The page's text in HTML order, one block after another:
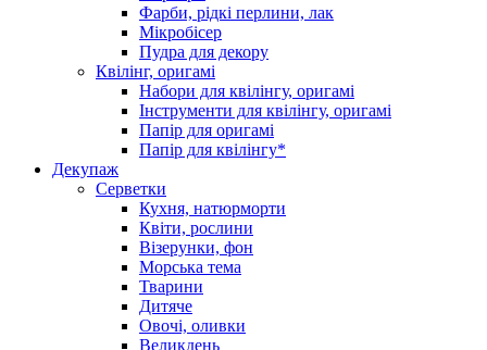
Фарби, рідкі перлини, лак
Мікробісер
Пудра для декору
Квілінг, оригамі
Набори для квілінгу, оригамі
Інструменти для квілінгу, оригамі
Папір для оригамі
Папір для квілінгу*
Декупаж
Серветки
Кухня, натюрморти
Квіти, рослини
Візерунки, фон
Морська тема
Тварини
Дитяче
Овочі, оливки
Великдень